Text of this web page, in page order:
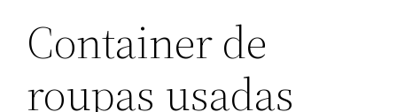
Container de
roupas usadas